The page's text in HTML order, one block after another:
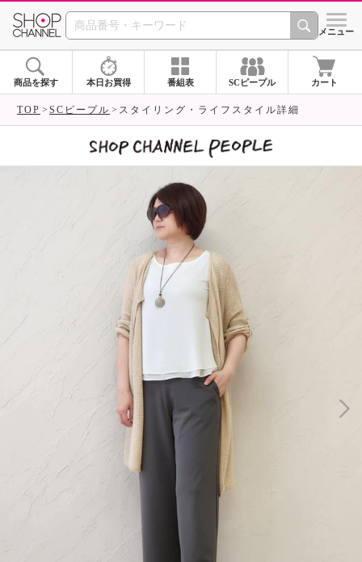
SHOP CHANNEL シメニュー
商品を探す 本日お買得 番組表 SCピープル カート
TOP SCピープル スタイリング・ライフスタイル詳細